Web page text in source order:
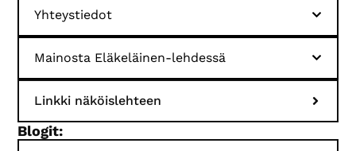
Yhteystiedot
Mainosta Eläkeläinen-lehdessä
Linkki näköislehteen
Blogit: